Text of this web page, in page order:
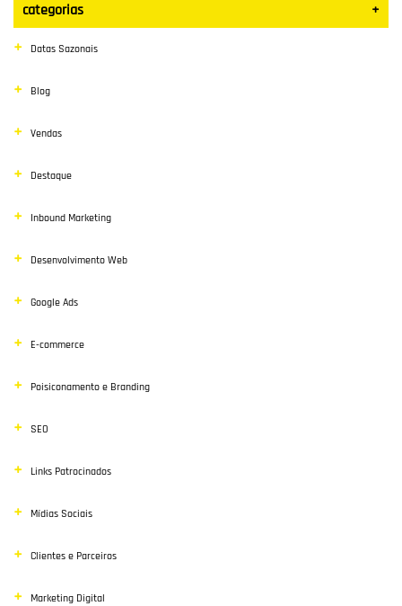
categorias +
Datas Sazonais
Blog
Vendas
Destaque
Inbound Marketing
Desenvolvimento Web
Google Ads
E-commerce
Poisiconamento e Branding
SEO
Links Patrocinados
Mídias Sociais
Clientes e Parceiros
Marketing Digital